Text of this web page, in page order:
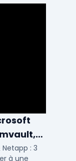
: 3
à une